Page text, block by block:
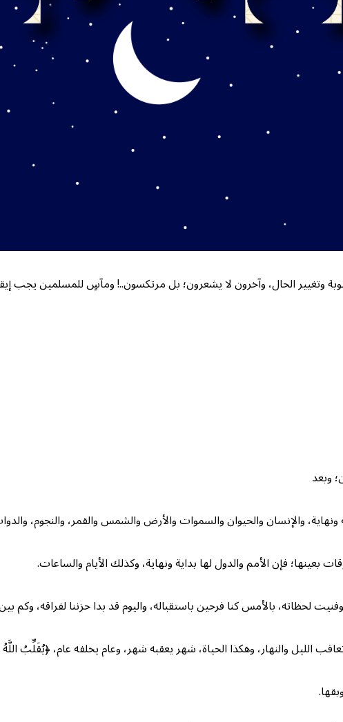
وتغيير الحال، وآخرون لا يشعرون؛ بل مرتكسون..! ومآسٍ للمسلمين يجب
وبعد
ونهاية، والإنسان والحيوان والسموات والأرض والشمس والقمر، والنجوم،
بعينها؛ فإن الأمم والدول لها بداية ونهاية، وكذلك الأيام والساعات.
بالأمس كنا فرحين باستقباله، واليوم قد بدا حزننا لفراقه، وكم
الليل والنهار، وهكذا الحياة، شهر يعقبه شهر، وعام يخلفه عام، ﴿يُقَلِّبُ